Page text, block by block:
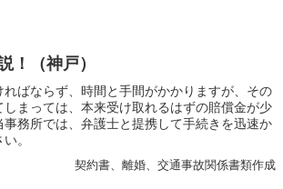
！（神戸）
ばならず、時間と手間がかかりますが、その
まっては、本来受け取れるはずの賠償金が少
務所では、弁護士と提携して手続きを迅速か
。
契約書、離婚、交通事故関係書類作成